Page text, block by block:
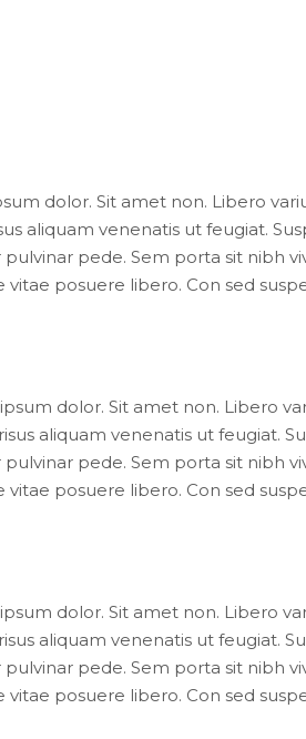
dolor. Sit amet non. Libero
aliquam venenatis ut feugiat.
pede. Sem porta sit nibh
posuere libero. Con sed
dolor. Sit amet non. Libero
aliquam venenatis ut feugiat.
pede. Sem porta sit nibh
posuere libero. Con sed
dolor. Sit amet non. Libero
aliquam venenatis ut feugiat.
pede. Sem porta sit nibh
posuere libero. Con sed